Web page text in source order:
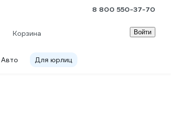
8 800 550-37-70
Корзина Войти
Авто Для юрлиц